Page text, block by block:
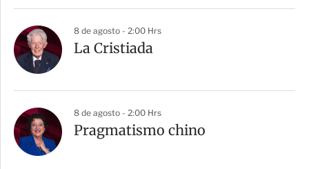
8 de agosto - 2:00 Hrs
La Cristiada
8 de agosto - 2:00 Hrs
Pragmatismo chino